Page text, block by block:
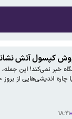
چه زمانی امکان‌پذیر
ملی می‌ماند
در نقل‌وانتقالات؛ از
کپسول آتش
خبر نمی‌کند! این
چاره اندیشی‌هایی از
۱۸:۲۱